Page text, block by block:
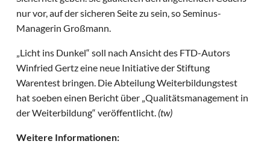
nur vor, auf der sicheren Seite zu sein, so Seminus-
Managerin Großmann.
„Licht ins Dunkel“ soll nach Ansicht des FTD-Autors
Winfried Gertz eine neue Initiative der Stiftung
Warentest bringen. Die Abteilung Weiterbildungstest
hat soeben einen Bericht über „Qualitätsmanagement in
der Weiterbildung“ veröffentlicht. (tw)
Weitere Informationen: